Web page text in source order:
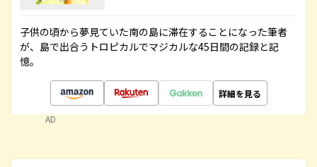
子供の頃から夢見ていた南の島に滞在することになった筆者
が、島で出合うトロピカルでマジカルな45日間の記録と記
憶。
詳細を見る
AD